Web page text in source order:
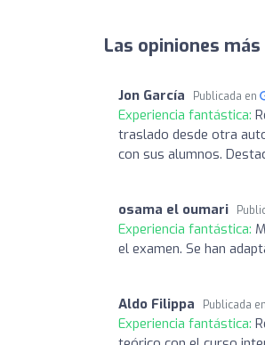
Las opiniones
Jon García Publicada en
Experiencia fantástica:
traslado desde otra
con sus alumnos.
osama el oumari
Experiencia fantástica:
el examen. Se han
Aldo Filippa Publicada en
Experiencia fantástica: